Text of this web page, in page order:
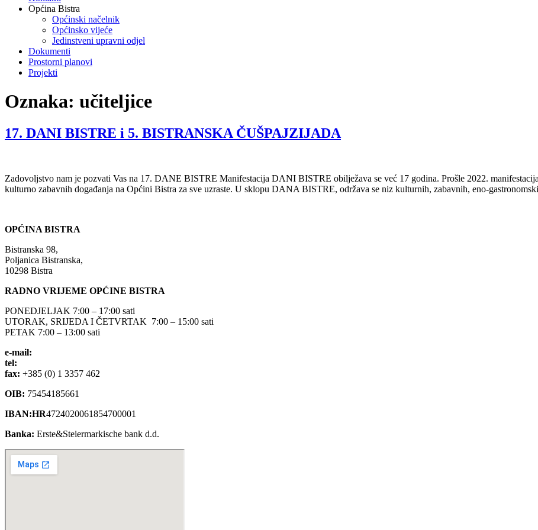
Općina Bistra
Općinski načelnik
Općinsko vijeće
Jedinstveni upravni odjel
Dokumenti
Prostorni planovi
Projekti
Oznaka: učiteljice
17. DANI BISTRE i 5. BISTRANSKA ČUŠPAJZIJADA
Zadovoljstvo nam je pozvati Vas na 17. DANE BISTRE Manifestacija DANI BISTRE obilježava se već 17 godina. Prošle 2022.
kulturno zabavnih događanja na Općini Bistra za sve uzraste. U sklopu DANA BISTRE, održava se niz kulturnih, zabavnih, eno-
OPĆINA BISTRA
Bistranska 98,
Poljanica Bistranska,
10298 Bistra
RADNO VRIJEME OPĆINE BISTRA
PONEDJELJAK 7:00 – 17:00 sati
UTORAK, SRIJEDA I ČETVRTAK 7:00 – 15:00 sati
PETAK 7:00 – 13:00 sati
e-mail:
tel:
fax: +385 (0) 1 3357 462
OIB: 75454185661
IBAN:HR4724020061854700001
Banka: Erste&Steiermarkische bank d.d.